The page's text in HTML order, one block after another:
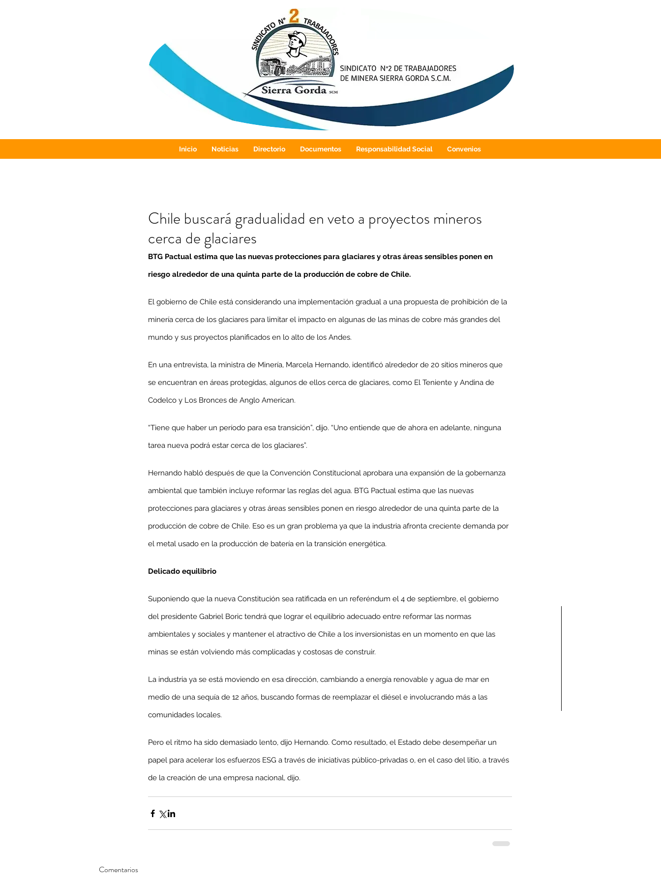
Inicio Noticias Directorio Documentos Responsabilidad Social Convenios
Minería del cobre enfrenta
operaciones avanzan en
inversión y eficiencia
Abril-Junio 2026
Humberto Vega Rivera
(Q.E.P.D.)
Chile buscará gradualidad en veto a proyectos mineros
cerca de glaciares
BTG Pactual estima que las nuevas protecciones para glaciares y otras áreas sensibles ponen en
riesgo alrededor de una quinta parte de la producción de cobre de Chile.
El gobierno de Chile está considerando una implementación gradual a una propuesta de prohibición de la
minería cerca de los glaciares para limitar el impacto en algunas de las minas de cobre más grandes del
mundo y sus proyectos planificados en lo alto de los Andes.
En una entrevista, la ministra de Minería, Marcela Hernando, identificó alrededor de 20 sitios mineros que
se encuentran en áreas protegidas, algunos de ellos cerca de glaciares, como El Teniente y Andina de
Codelco y Los Bronces de Anglo American.
“Tiene que haber un período para esa transición”, dijo. “Uno entiende que de ahora en adelante, ninguna
tarea nueva podrá estar cerca de los glaciares”.
Hernando habló después de que la Convención Constitucional aprobara una expansión de la gobernanza
ambiental que también incluye reformar las reglas del agua. BTG Pactual estima que las nuevas
protecciones para glaciares y otras áreas sensibles ponen en riesgo alrededor de una quinta parte de la
producción de cobre de Chile. Eso es un gran problema ya que la industria afronta creciente demanda por
el metal usado en la producción de batería en la transición energética.
Delicado equilibrio
Suponiendo que la nueva Constitución sea ratificada en un referéndum el 4 de septiembre, el gobierno
del presidente Gabriel Boric tendrá que lograr el equilibrio adecuado entre reformar las normas
ambientales y sociales y mantener el atractivo de Chile a los inversionistas en un momento en que las
minas se están volviendo más complicadas y costosas de construir.
La industria ya se está moviendo en esa dirección, cambiando a energía renovable y agua de mar en
medio de una sequía de 12 años, buscando formas de reemplazar el diésel e involucrando más a las
comunidades locales.
Pero el ritmo ha sido demasiado lento, dijo Hernando. Como resultado, el Estado debe desempeñar un
papel para acelerar los esfuerzos ESG a través de iniciativas público-privadas o, en el caso del litio, a través
de la creación de una empresa nacional, dijo.
Comentarios